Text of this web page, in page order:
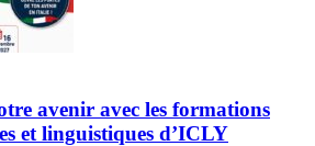
avenir avec les formations
et linguistiques d’ICLY